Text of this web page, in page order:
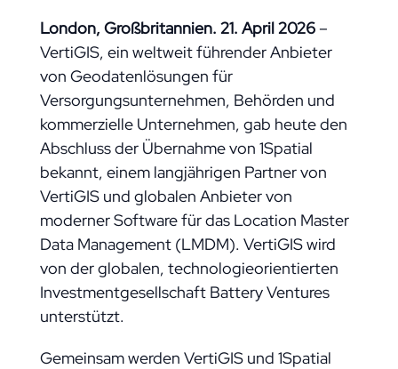
London, Großbritannien. 21. April 2026–
VertiGIS, ein weltweit führender Anbieter
von Geodatenlösungen für
Versorgungsunternehmen, Behörden und
kommerzielle Unternehmen, gab heute den
Abschluss der Übernahme von 1Spatial
bekannt, einem langjährigen Partner von
VertiGIS und globalen Anbieter von
moderner Software für das Location Master
Data Management (LMDM). VertiGIS wird
von der globalen, technologieorientierten
Investmentgesellschaft Battery Ventures
unterstützt.
Gemeinsam werden VertiGIS und 1Spatial